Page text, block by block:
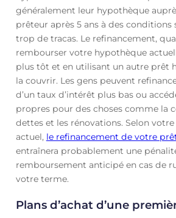
généralement leur hypothèque
prêteur après 5 ans à des conditions
trop de tracas. Le refinancement,
rembourser votre hypothèque
plus tôt et en utilisant un autre prêt
la couvrir. Les gens peuvent
d’un taux d’intérêt plus bas ou
propres pour des choses comme la
dettes et les rénovations. Selon
actuel, le refinancement de votre
entraînera probablement une
remboursement anticipé en cas de
votre terme.
Plans d’achat d’une